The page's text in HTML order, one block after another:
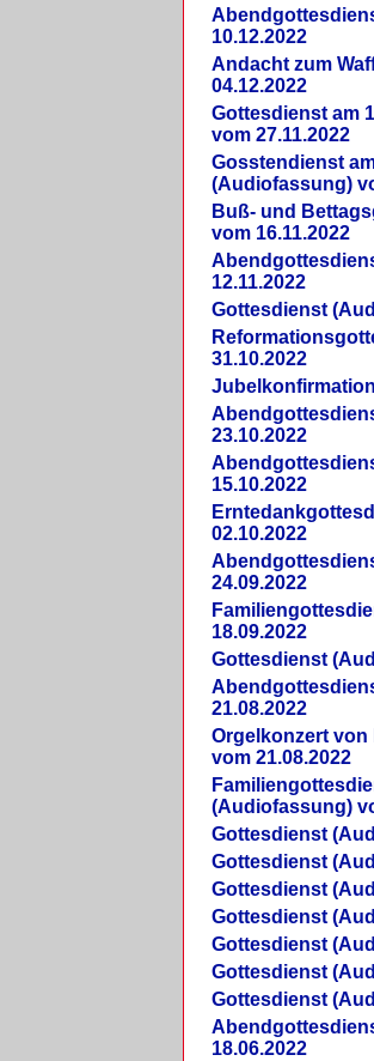
10.12.2022
Andacht zum
04.12.2022
Gottesdienst am
vom 27.11.2022
Gosstendienst
(Audiofassung)
Buß- und
vom 16.11.2022
12.11.2022
Gottesdienst
31.10.2022
23.10.2022
15.10.2022
02.10.2022
24.09.2022
18.09.2022
Gottesdienst
21.08.2022
Orgelkonzert
vom 21.08.2022
(Audiofassung)
Gottesdienst
Gottesdienst
Gottesdienst
Gottesdienst
Gottesdienst
Gottesdienst
Gottesdienst
18.06.2022